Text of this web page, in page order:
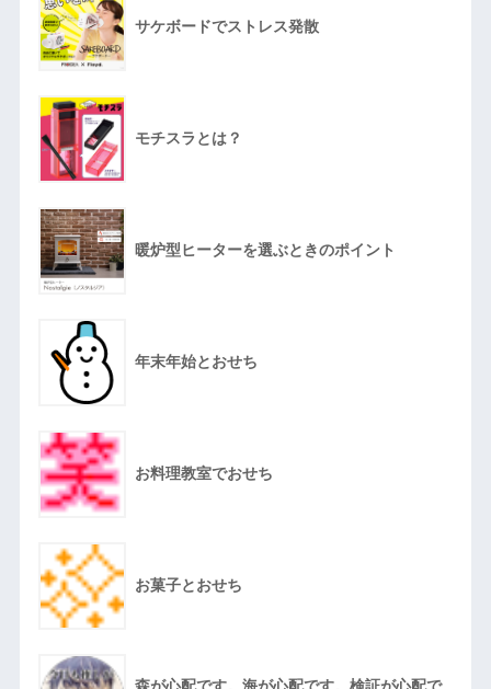
サケボードでストレス発散
モチスラとは？
暖炉型ヒーターを選ぶときのポイント
年末年始とおせち
お料理教室でおせち
お菓子とおせち